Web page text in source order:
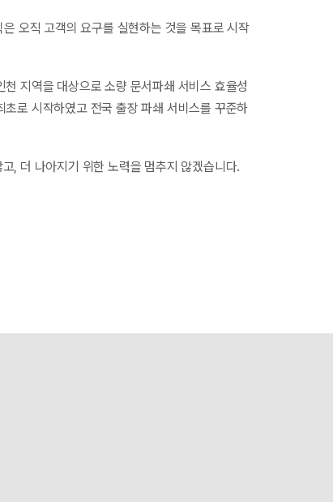
오직 고객의 요구를 실현하는 것을 목표로 시작
지역을 대상으로 소량 문서파쇄 서비스 효율성
로 시작하였고 전국 출장 파쇄 서비스를 꾸준하
, 더 나아지기 위한 노력을 멈추지 않겠습니다.